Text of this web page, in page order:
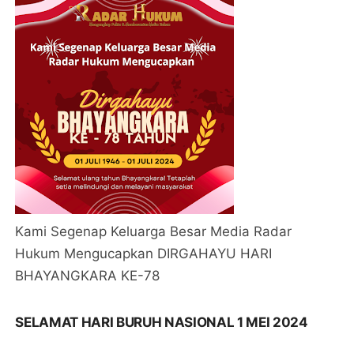
Kami Segenap Keluarga Besar Media Radar
Hukum Mengucapkan DIRGAHAYU HARI
BHAYANGKARA KE-78
SELAMAT HARI BURUH NASIONAL 1 MEI 2024